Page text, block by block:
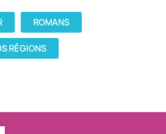
ROMANS
RÉGIONS